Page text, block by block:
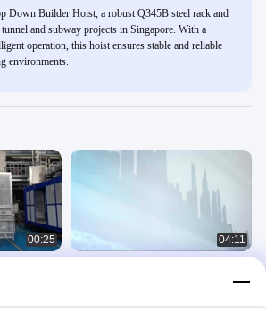
Down Builder Hoist, a robust Q345B steel rack and
and subway projects in Singapore. With a
operation, this hoist ensures stable and reliable
environments.
00:25
าหรับ
เมริกาใต้
04:11
โดยสารและอุปกรณ์ยกพร้อมเครื่องปรับ